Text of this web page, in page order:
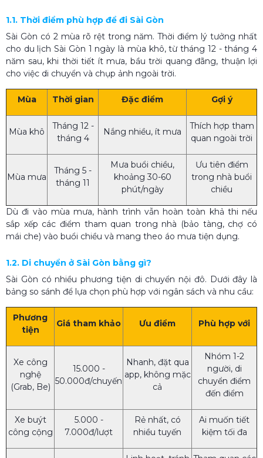
1.1. Thời điểm phù hợp để đi Sài Gòn
Sài Gòn có 2 mùa rõ rệt trong năm. Thời điểm lý tưởng nhất
cho du lịch Sài Gòn 1 ngày là mùa khô, từ tháng 12 - tháng 4
năm sau, khi thời tiết ít mưa, bầu trời quang đãng, thuận lợi
cho việc di chuyển và chụp ảnh ngoài trời.
Mùa Thời gian Đặc điểm Gợi ý
Mùa khô
Tháng 12 -
tháng 4
Nắng nhiều, ít mưa
Thích hợp tham
quan ngoài trời
Mùa mưa
Tháng 5 -
tháng 11
Mưa buổi chiều,
khoảng 30-60
phút/ngày
Ưu tiên điểm
trong nhà buổi
chiều
Dù đi vào mùa mưa, hành trình vẫn hoàn toàn khả thi nếu
sắp xếp các điểm tham quan trong nhà (bảo tàng, chợ có
mái che) vào buổi chiều và mang theo áo mưa tiện dụng.
1.2. Di chuyển ở Sài Gòn bằng gì?
Sài Gòn có nhiều phương tiện di chuyển nội đô. Dưới đây là
bảng so sánh để lựa chọn phù hợp với ngân sách và nhu cầu:
Phương
tiện
Giá tham khảo Ưu điểm Phù hợp với
Xe công
nghệ
(Grab, Be)
15.000 -
50.000đ/chuyến
Nhanh, đặt qua
app, không mặc
cả
Nhóm 1-2
người, di
chuyển điểm
đến điểm
Xe buýt
công cộng
5.000 -
7.000đ/lượt
Rẻ nhất, có
nhiều tuyến
Ai muốn tiết
kiệm tối đa